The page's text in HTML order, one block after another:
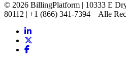
© 2026 BillingPlatform | 10333 E
80112 | +1 (866) 341-7394 – Alle